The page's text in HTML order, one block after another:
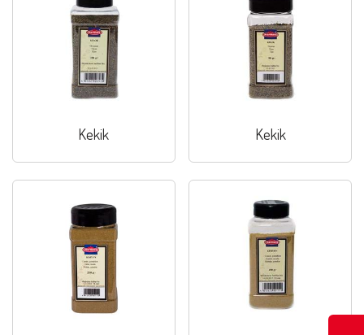
Kekik Kekik